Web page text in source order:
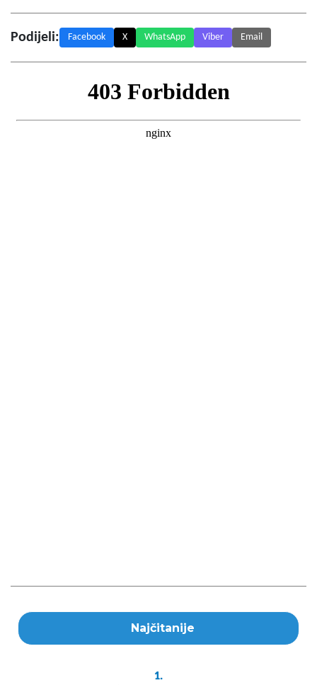
Podijeli: Facebook X WhatsApp Viber Email
Najčitanije
1.